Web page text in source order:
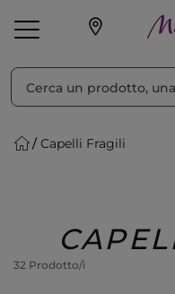
Make-up
Capelli Fragili
32 Prodotto/i
Ordina per